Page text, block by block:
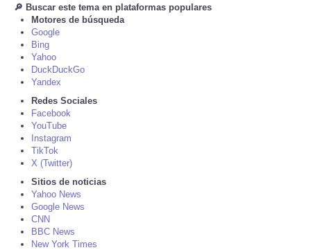
CARTOONS
CONTACT
SEARCH
SHOPPING
Daily Deals
RobinsPost Store
Refund Policy
🔎 Buscar este tema en plataformas populares
Motores de búsqueda
Google
Bing
Yahoo
DuckDuckGo
Yandex
Redes Sociales
Facebook
YouTube
Instagram
TikTok
X (Twitter)
Sitios de noticias
Yahoo News
Google News
CNN
BBC News
New York Times